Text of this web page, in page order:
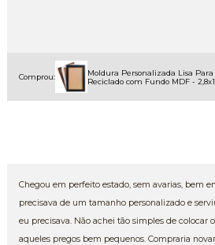
Comprou:
Moldura Personalizada Lisa
Reciclado com Fundo MDF -
Chegou em perfeito estado, sem avarias, bem
precisava de um tamanho personalizado e
eu precisava. Não achei tão simples de colocar
aqueles pregos bem pequenos. Compraria